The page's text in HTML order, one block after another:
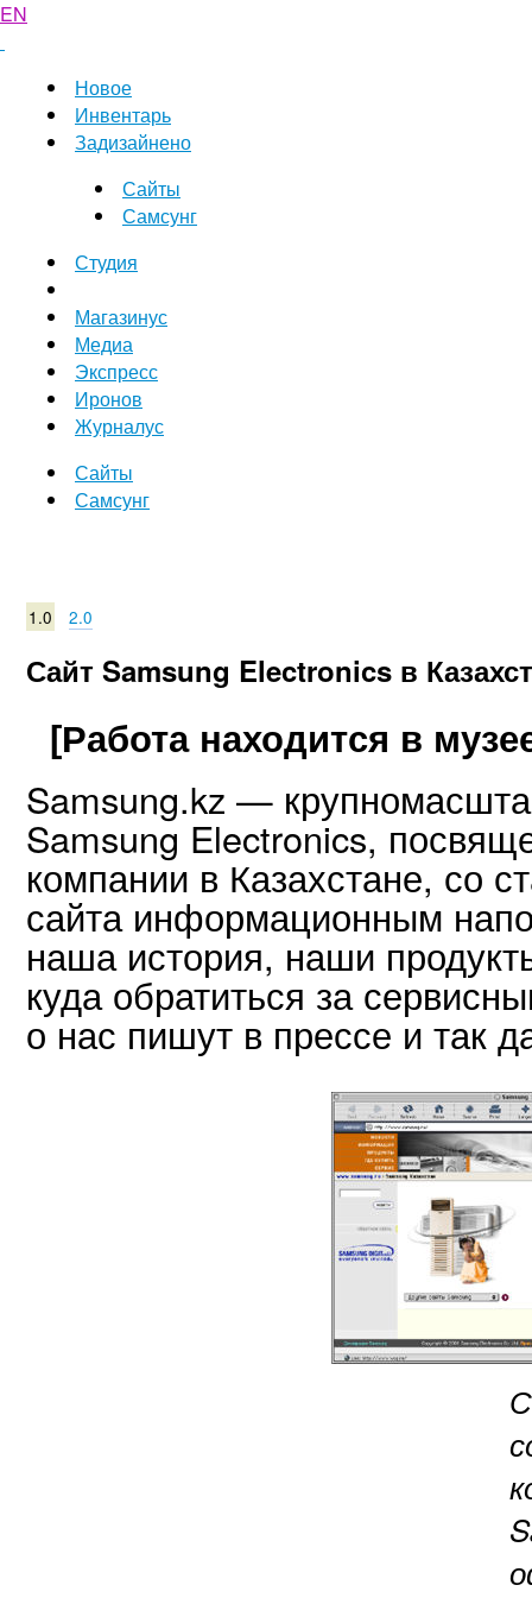
EN
Новое
Инвентарь
Задизайнено
Сайты
Самсунг
Студия
Магазинус
Медиа
Экспресс
Иронов
Журналус
Сайты
Самсунг
1.0 2.0
Сайт Samsung Electronics в
[Работа находится в
Samsung.kz —
Samsung Electronics,
компании в Казахстане, со
сайта информационным
наша история, наши
куда обратиться за
о нас пишут в прессе и так